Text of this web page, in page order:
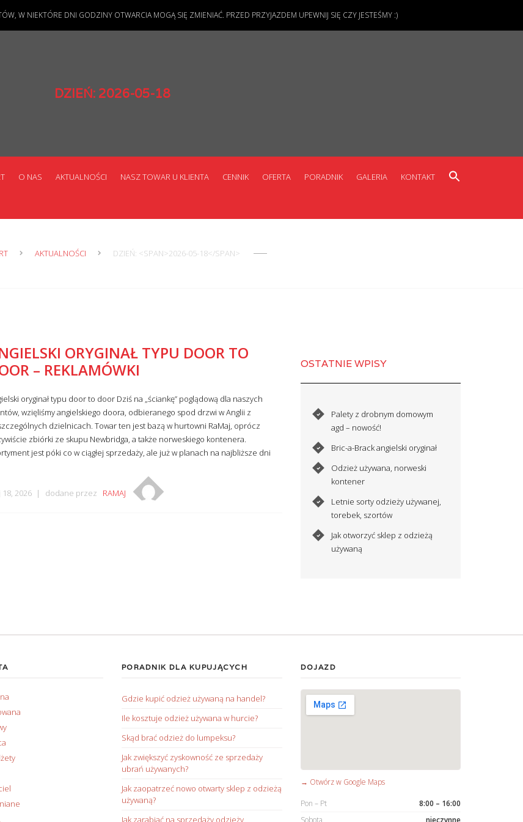
DZIEŃ: 2026-05-18
O NAS AKTUALNOŚCI NASZ TOWAR U KLIENTA CENNIK OFERTA PORADNIK GALERIA KONTAKT
AKTUALNOŚCI DZIEŃ: <SPAN>2026-05-18</SPAN>
ORYGINAŁ TYPU DOOR TO
– REKLAMÓWKI
oryginał typu door to door Dziś na „ściankę” poglądową dla naszych
wzięliśmy angielskiego doora, odbieranego spod drzwi w Anglii z
dzielnicach. Towar ten jest bazą w hurtowni RaMaj, oprócz
zbiórki ze skupu Newbridga, a także norweskiego kontenera.
jest póki co w ciągłej sprzedaży, ale już w planach na najbliższe dni
18, 2026 dodane przez RAMAJ
OSTATNIE WPISY
Palety z drobnym domowym
agd – nowość!
Bric-a-Brack angielski oryginał
Odzież używana, norweski
kontener
Letnie sorty odzieży używanej,
torebek, szortów
Jak otworzyć sklep z odzieżą
używaną
PORADNIK DLA KUPUJĄCYCH
Gdzie kupić odzież używaną na handel?
Ile kosztuje odzież używana w hurcie?
Skąd brać odzież do lumpeksu?
Jak zwiększyć zyskowność ze sprzedaży
ubrań używanych?
Jak zaopatrzeć nowo otwarty sklep z odzieżą
używaną?
Jak zarabiać na sprzedaży odzieży
DOJAZD
→ Otwórz w Google Maps
Pon – Pt
8:00 – 16:00
Sobota
nieczynne
W NIEKTÓRE DNI GODZINY OTWARCIA MOGĄ SIĘ ZMIENIAĆ. PRZED PRZYJAZDEM UPEWNIJ SIĘ CZY JESTEŚMY :)